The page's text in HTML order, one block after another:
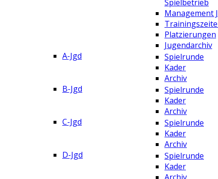
Spielbetrieb
Management
Platzierungen
Jugendarchiv
A-Jgd
Spielrunde
Kader
Archiv
B-Jgd
Spielrunde
Kader
Archiv
C-Jgd
Spielrunde
Kader
Archiv
D-Jgd
Spielrunde
Kader